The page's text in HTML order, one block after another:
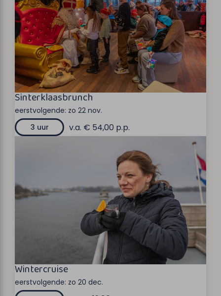
Sinterklaasbrunch
eerstvolgende: zo 22 nov.
3 uur
v.a. € 54,00 p.p.
Wintercruise
eerstvolgende: zo 20 dec.